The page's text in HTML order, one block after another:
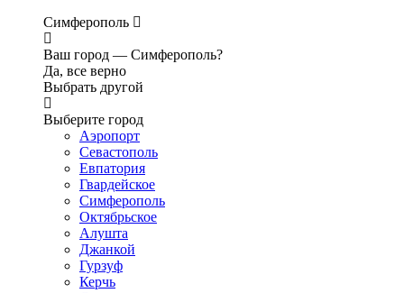
Симферополь
Ваш город — Симферополь?
Да, все верно
Выбрать другой
Выберите город
Аэропорт
Севастополь
Евпатория
Гвардейское
Симферополь
Октябрьское
Алушта
Джанкой
Гурзуф
Керчь